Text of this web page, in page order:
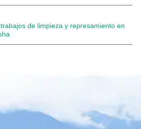
de limpieza y represamiento en